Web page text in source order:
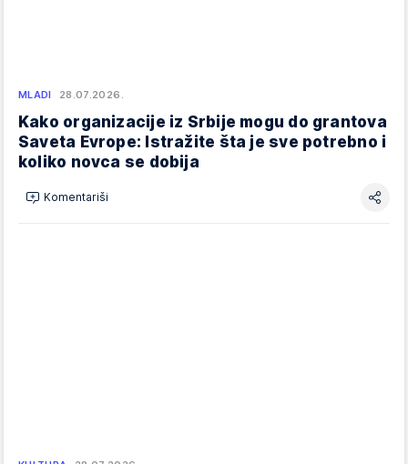
MLADI 28.07.2026.
Kako organizacije iz Srbije mogu do grantova
Saveta Evrope: Istražite šta je sve potrebno i
koliko novca se dobija
Komentariši